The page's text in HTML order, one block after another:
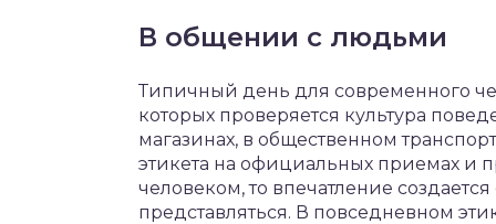
В общении с людьми
Типичный день для современного
которых проверяется культура
магазинах, в общественном
этикета на официальных приемах и
человеком, то впечатление
представляться. В повседневном